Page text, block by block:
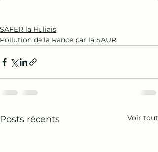
SAFER la Huliais
Pollution de la Rance par la SAUR
Posts récents Voir tout